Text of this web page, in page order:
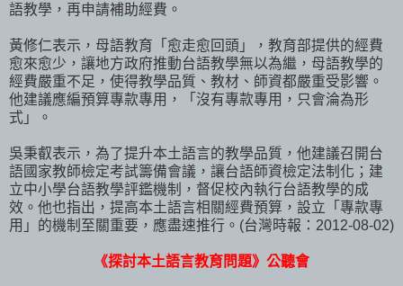
語教學，再申請補助經費。
黃修仁表示，母語教育「愈走愈回頭」，教育部提供的經費
愈來愈少，讓地方政府推動台語教學無以為繼，母語教學的
經費嚴重不足，使得教學品質、教材、師資都嚴重受影響。
他建議應編預算專款專用，「沒有專款專用，只會淪為形
式」。
吳秉叡表示，為了提升本土語言的教學品質，他建議召開台
語國家教師檢定考試籌備會議，讓台語師資檢定法制化；建
立中小學台語教學評鑑機制，督促校內執行台語教學的成
效。他也指出，提高本土語言相關經費預算，設立「專款專
用」的機制至關重要，應盡速推行。(台灣時報：2012-08-02)
《探討本土語言教育問題》公聽會